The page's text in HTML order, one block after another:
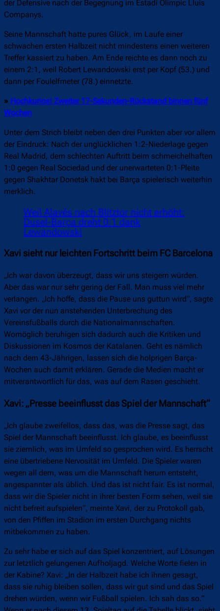
der Defensive nach der Begegnung im Estadi Olímpic Lluís
Companys.
Seine Mannschaft hatte pures Glück, im Laufe einer
schwachen ersten Halbzeit nicht mindestens einen weiteren
Treffer kassiert zu haben. Am Ende reichte es dann noch zu
einem 2:1, weil Robert Lewandowski erst per Kopf (53.) und
dann per Foulelfmeter (78.) einnetzte.
» Hochkurios! Zweiter 17-Sekunden-Rückstand binnen fünf
Wochen
Unter dem Strich bleibt neben den drei Punkten aber vor allem
der Eindruck: Nach der unglücklichen 1:2-Niederlage gegen
Real Madrid, dem schlechten Auftritt beim schmeichelhaften
1:0 gegen Real Sociedad und der unerwarteten 0:1-Pleite
gegen Shakhtar Donetsk hakt bei Barça spielerisch weiterhin
merklich.
Weil Alavés nach Blitztor nicht erhöht:
Dusel-Barça dreht 0:1 dank
Lewandowski
Xavi sieht nur leichten Fortschritt beim FC Barcelona
„Ich war davon überzeugt, dass wir uns steigern würden.
Aber das war nur sehr gering der Fall. Man muss viel mehr
verlangen. „Ich hoffe, dass die Pause uns guttun wird“, sagte
Xavi vor der nun anstehenden Unterbrechung des
Vereinsfußballs durch die Nationalmannschaften.
Womöglich beruhigen sich dadurch auch die Kritiken und
Diskussionen im Kosmos der Katalanen. Geht es nämlich
nach dem 43-Jährigen, lassen sich die holprigen Barça-
Wochen auch damit erklären. Gerade die Medien macht er
mitverantwortlich für das, was auf dem Rasen geschieht.
Xavi: „Presse beeinflusst das Spiel der Mannschaft“
„Ich glaube zweifellos, dass das, was die Presse sagt, das
Spiel der Mannschaft beeinflusst. Ich glaube, es beeinflusst
sie ziemlich, was im Umfeld so gesprochen wird. Es herrscht
eine übertriebene Nervosität im Umfeld. Die Spieler waren
wegen all dem, was um die Mannschaft herum entsteht,
angespannter als üblich. Und das ist nicht fair. Es ist normal,
dass wir die Spieler nicht in ihrer besten Form sehen, weil sie
nicht befreit aufspielen“, meinte Xavi, der zu Protokoll gab,
von den Pfiffen im Stadion im ersten Durchgang nichts
mitbekommen zu haben.
Zu sehr habe er sich auf das Spiel konzentriert, auf Lösungen
zur letztlich gelungenen Aufholjagd. Welche Worte fielen in
der Kabine? Xavi: „In der Halbzeit habe ich ihnen gesagt,
dass sie ruhig bleiben sollen, dass wir gut sind und das Spiel
drehen würden, wenn wir Fußball spielen. Ich sah das so.“